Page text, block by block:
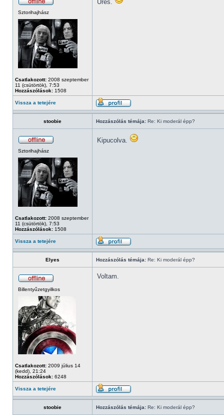
Sztorihajhász
Csatlakozott: 2008 szeptember
11 (csütörtök), 7:53
Hozzászólások: 1508
Üres.
Vissza a tetejére
stoobie Hozzászólás témája: Re: Ki moderál épp?
Sztorihajhász
Csatlakozott: 2008 szeptember
11 (csütörtök), 7:53
Hozzászólások: 1508
Kipucolva.
Vissza a tetejére
Elyes Hozzászólás témája: Re: Ki moderál épp?
Billentyűzetgyilkos
Csatlakozott: 2009 július 14
(kedd), 21:24
Hozzászólások: 6248
Voltam.
Vissza a tetejére
stoobie Hozzászólás témája: Re: Ki moderál épp?